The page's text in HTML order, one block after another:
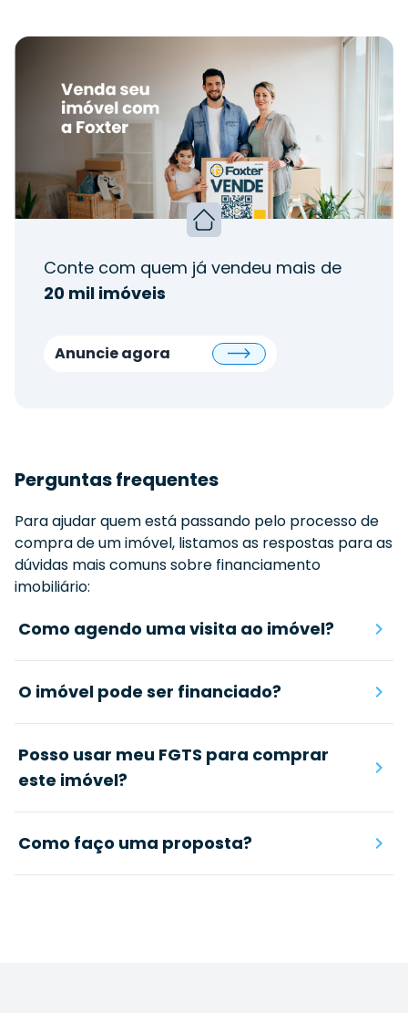
Conte com quem já vendeu mais de
20 mil imóveis
Anuncie agora
Perguntas frequentes
Para ajudar quem está passando pelo processo de
compra de um imóvel, listamos as respostas para as
dúvidas mais comuns sobre financiamento
imobiliário:
Como agendo uma visita ao imóvel?
O imóvel pode ser financiado?
Posso usar meu FGTS para comprar
este imóvel?
Como faço uma proposta?